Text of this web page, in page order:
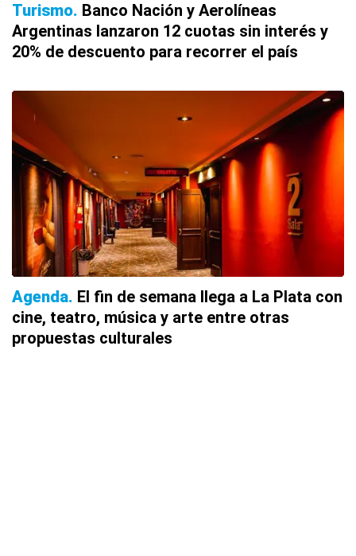
Turismo Banco Nación y Aerolíneas
Argentinas lanzaron 12 cuotas sin interés y
20% de descuento para recorrer el país
Agenda El fin de semana llega a La Plata con
cine, teatro, música y arte entre otras
propuestas culturales